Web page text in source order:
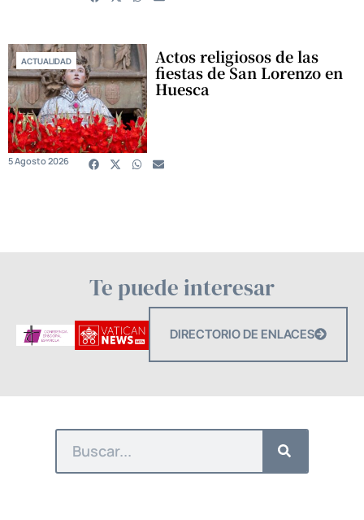
ACTUALIDAD Actos religiosos de las
fiestas de San Lorenzo en
Huesca
5 Agosto 2026
Te puede interesar
DIRECTORIO DE ENLACES